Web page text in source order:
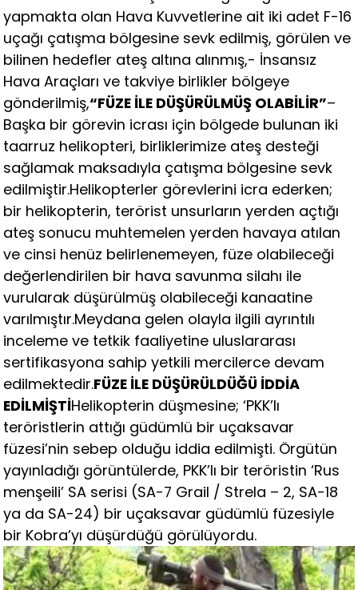
yapmakta olan Hava Kuvvetlerine ait iki adet F-16
uçağı çatışma bölgesine sevk edilmiş, görülen ve
bilinen hedefler ateş altına alınmış,- İnsansız
Hava Araçları ve takviye birlikler bölgeye
gönderilmiş,“FÜZE İLE DÜŞÜRÜLMÜŞ OLABİLİR”–
Başka bir görevin icrası için bölgede bulunan iki
taarruz helikopteri, birliklerimize ateş desteği
sağlamak maksadıyla çatışma bölgesine sevk
edilmiştir.Helikopterler görevlerini icra ederken;
bir helikopterin, terörist unsurların yerden açtığı
ateş sonucu muhtemelen yerden havaya atılan
ve cinsi henüz belirlenemeyen, füze olabileceği
değerlendirilen bir hava savunma silahı ile
vurularak düşürülmüş olabileceği kanaatine
varılmıştır.Meydana gelen olayla ilgili ayrıntılı
inceleme ve tetkik faaliyetine uluslararası
sertifikasyona sahip yetkili mercilerce devam
edilmektedir.FÜZE İLE DÜŞÜRÜLDÜĞÜ İDDİA
EDİLMİŞTİHelikopterin düşmesine; ‘PKK’lı
teröristlerin attığı güdümlü bir uçaksavar
füzesi’nin sebep olduğu iddia edilmişti. Örgütün
yayınladığı görüntülerde, PKK’lı bir teröristin ‘Rus
menşeili’ SA serisi (SA-7 Grail / Strela – 2, SA-18
ya da SA-24) bir uçaksavar güdümlü füzesiyle
bir Kobra’yı düşürdüğü görülüyordu.